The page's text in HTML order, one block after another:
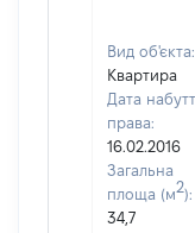
Вид об'єкта:
Квартира
Дата
права:
16.02.2016
Загальна
площа (м2):
34,7